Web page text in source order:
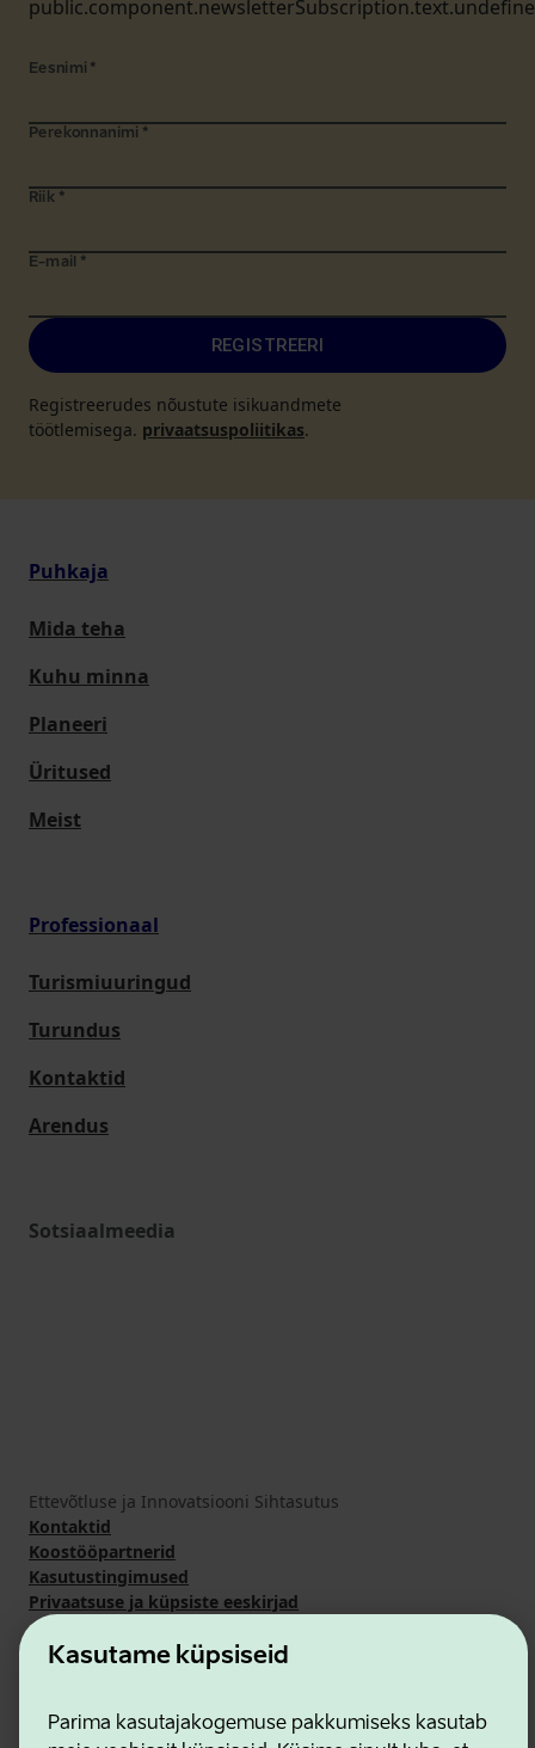
Kasutame küpsiseid
Parima kasutajakogemuse pakkumiseks kasutab
Eesnimi *
Perekonnanimi *
Riik *
E-mail *
REGISTREERI
Registreerudes nõustute isikuandmete
töötlemisega. privaatsuspoliitikas.
Puhkaja
Mida teha
Kuhu minna
Planeeri
Üritused
Meist
Professionaal
Turismiuuringud
Turundus
Kontaktid
Arendus
Sotsiaalmeedia
Ettevõtluse ja Innovatsiooni Sihtasutus
Kontaktid
Koostööpartnerid
Kasutustingimused
Privaatsuse ja küpsiste eeskirjad